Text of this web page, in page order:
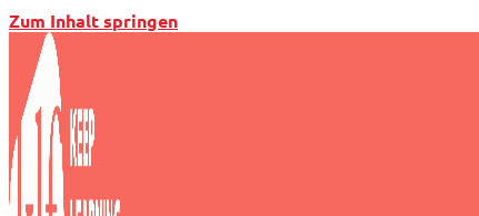
Zum Inhalt springen